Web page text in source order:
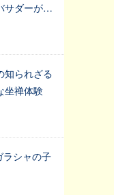
サダーが…
知られざる
坐禅体験
ラシャの子